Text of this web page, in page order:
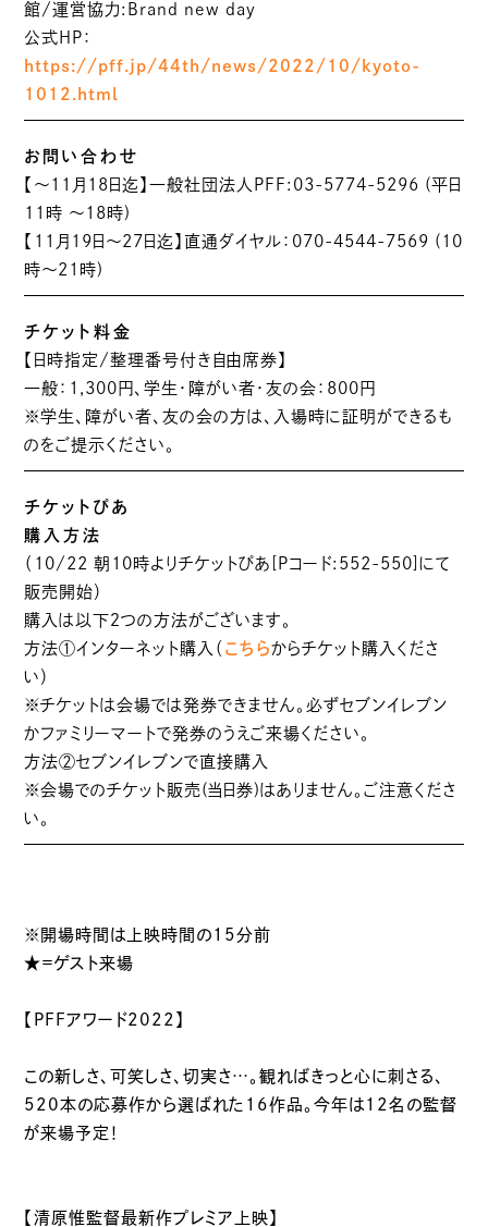
館/運営協力:Brand new day
公式HP：
https://pff.jp/44th/news/2022/10/kyoto-
1012.html
お問い合わせ
【〜11月18日迄】一般社団法人PFF:03-5774-5296 (平日
11時 〜18時)
【11月19日〜27日迄】直通ダイヤル：070-4544-7569 (10
時〜21時)
チケット料金
【日時指定/整理番号付き自由席券】
一般：1,300円、学生・障がい者・友の会：800円
※学生、障がい者、友の会の方は、入場時に証明ができるも
のをご提示ください。
チケットぴあ
購入方法
（10/22 朝10時よりチケットぴあ[Pコード:552-550]にて
販売開始）
購入は以下２つの方法がございます。
方法①インターネット購入（ こちらからチケット購入くださ
い）
※チケットは会場では発券できません。必ずセブンイレブン
かファミリーマートで発券のうえご来場ください。
方法②セブンイレブンで直接購入
※会場でのチケット販売(当日券)はありません。ご注意くださ
い。
※開場時間は上映時間の15分前
★＝ゲスト来場
【PFFアワード2022】
この新しさ、可笑しさ、切実さ…。観ればきっと心に刺さる、
520本の応募作から選ばれた16作品。今年は12名の監督
が来場予定！
【清原惟監督最新作プレミア上映】